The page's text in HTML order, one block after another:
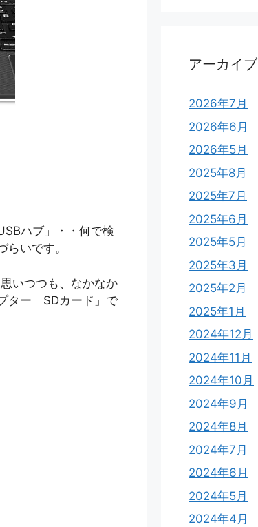
ハブ」・・何で検
いです。
いつつも、なかなか
ター SDカード」で
アーカイブ
2026年7月
2026年6月
2026年5月
2025年8月
2025年7月
2025年6月
2025年5月
2025年3月
2025年2月
2025年1月
2024年12月
2024年11月
2024年10月
2024年9月
2024年8月
2024年7月
2024年6月
2024年5月
2024年4月